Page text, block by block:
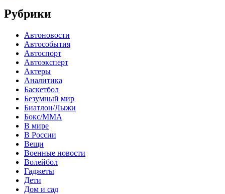
Рубрики
Автоновости
Автособытия
Автоспорт
Автоэксперт
Актеры
Аналитика
Баскетбол
Безумный мир
Биатлон/Лыжи
Бокс/MMA
В мире
В России
Вещи
Военные новости
Волейбол
Гаджеты
Дети
Дом и сад